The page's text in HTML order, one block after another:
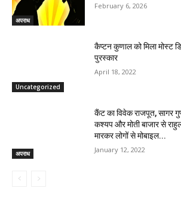
अपराध
February 6, 2026
Uncategorized
कैप्टन कुणाल को मिला मोस्ट
पुरस्कार
April 18, 2022
अपराध
कैंट का विवेक राजपूत, सागर
कश्यप और मोती बाजार से
मारकर लोगों से मोबाइल...
January 12, 2022